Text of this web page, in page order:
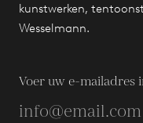
kunstwerken,
Wesselmann.
Voer uw e-mailadres